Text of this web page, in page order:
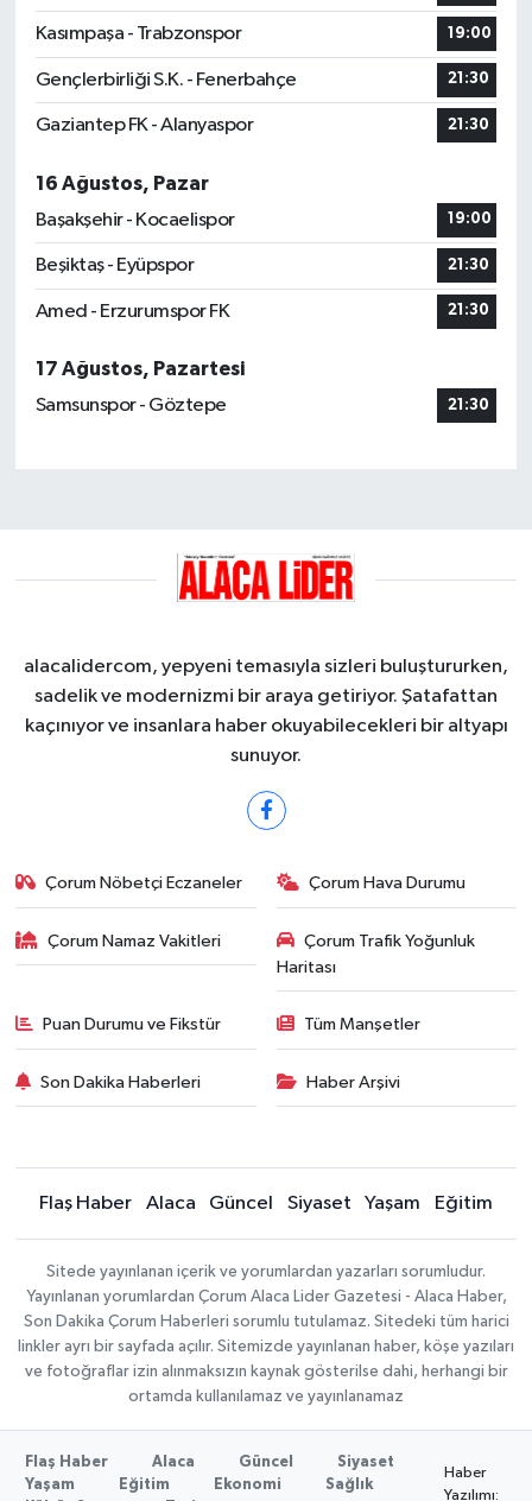
Kasımpaşa - Trabzonspor 19:00
Gençlerbirliği S.K. - Fenerbahçe 21:30
Gaziantep FK - Alanyaspor 21:30
16 Ağustos, Pazar
Başakşehir - Kocaelispor
19:00
Beşiktaş - Eyüpspor 21:30
Amed - Erzurumspor FK 21:30
17 Ağustos, Pazartesi
Samsunspor - Göztepe
21:30
alacalidercom, yepyeni temasıyla sizleri buluştururken,
sadelik ve modernizmi bir araya getiriyor. Şatafattan
kaçınıyor ve insanlara haber okuyabilecekleri bir altyapı
sunuyor.
Çorum Nöbetçi Eczaneler Çorum Hava Durumu
Çorum Namaz Vakitleri
Çorum Trafik Yoğunluk
Haritası
Puan Durumu ve Fikstür Tüm Manşetler
Son Dakika Haberleri Haber Arşivi
Flaş Haber Alaca Güncel Siyaset Yaşam Eğitim
Sitede yayınlanan içerik ve yorumlardan yazarları sorumludur.
Yayınlanan yorumlardan Çorum Alaca Lider Gazetesi - Alaca Haber,
Son Dakika Çorum Haberleri sorumlu tutulamaz. Sitedeki tüm harici
linkler ayrı bir sayfada açılır. Sitemizde yayınlanan haber, köşe yazıları
ve fotoğraflar izin alınmaksızın kaynak gösterilse dahi, herhangi bir
ortamda kullanılamaz ve yayınlanamaz
Flaş Haber Alaca Güncel
Siyaset
Yaşam
Eğitim Ekonomi
Sağlık
Haber
Yazılımı: